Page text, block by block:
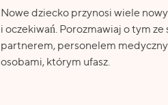
Nowe dziecko przynosi wiele
i oczekiwań. Porozmawiaj o tym ze
partnerem, personelem
osobami, którym ufasz.